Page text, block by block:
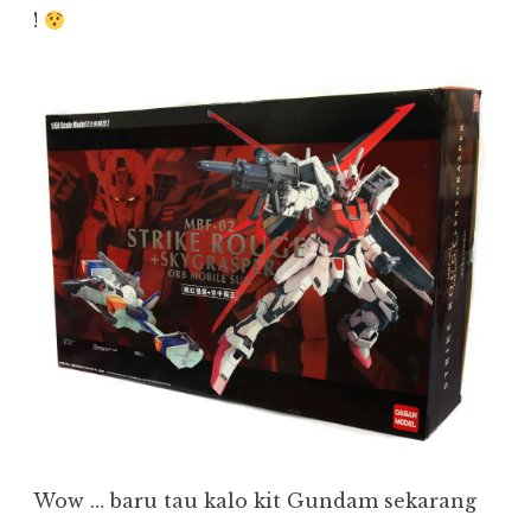
!
Wow … baru tau kalo kit Gundam sekarang